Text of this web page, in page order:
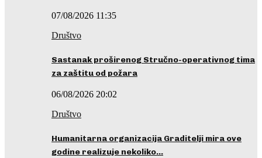
07/08/2026 11:35
Društvo
Sastanak proširenog Stručno-operativnog tima
za zaštitu od požara
06/08/2026 20:02
Društvo
Humanitarna organizacija Graditelji mira ove
godine realizuje nekoliko…